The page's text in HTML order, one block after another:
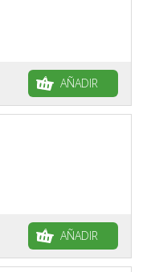
AÑADIR
AÑADIR